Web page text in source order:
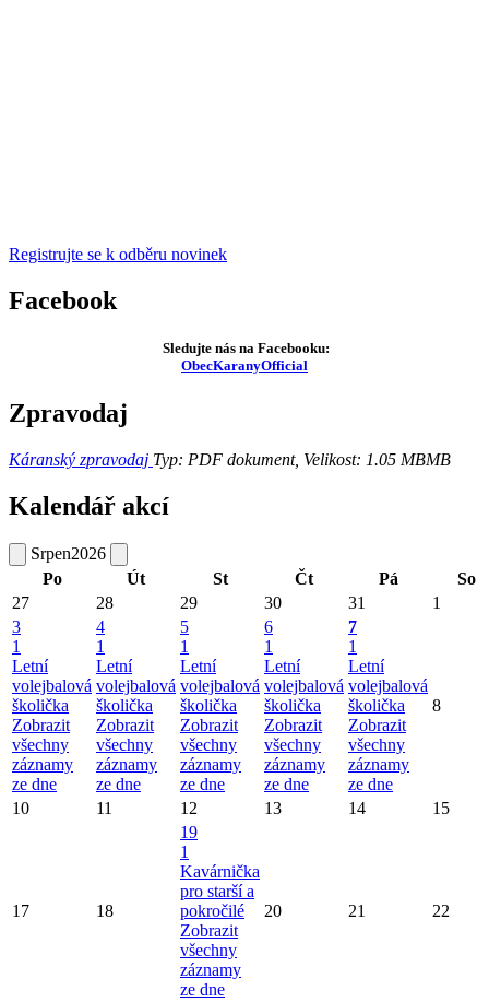
Registrujte se k odběru novinek
Facebook
Sledujte nás na Facebooku:
ObecKaranyOfficial
Zpravodaj
Káranský zpravodaj Typ: PDF dokument, Velikost: 1.05 MBMB
Kalendář akcí
Srpen2026
Po
Út St Čt Pá
So
27
28 29 30 31
1
3
1
Letní
volejbalová
školička
Zobrazit
všechny
záznamy
ze dne
4
1
Letní
volejbalová
školička
Zobrazit
všechny
záznamy
ze dne
5
1
Letní
volejbalová
školička
Zobrazit
všechny
záznamy
ze dne
6
1
Letní
volejbalová
školička
Zobrazit
všechny
záznamy
ze dne
7
1
Letní
volejbalová
školička
Zobrazit
všechny
záznamy
ze dne
8
10 11 12 13 14 15
17 18
19
1
Kavárnička
pro starší a
pokročilé
Zobrazit
všechny
záznamy
ze dne
20 21 22